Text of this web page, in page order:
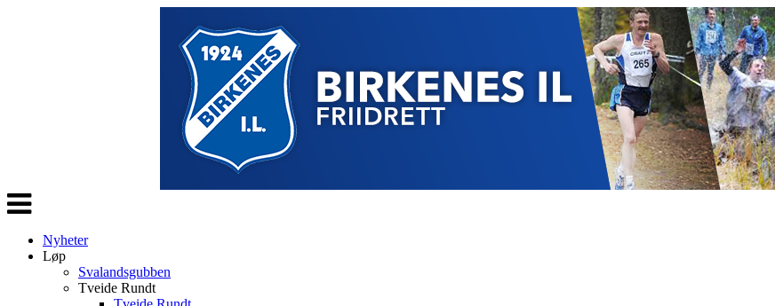
Veksle
navigasjon
Nyheter
Løp
Svalandsgubben
Tveide Rundt